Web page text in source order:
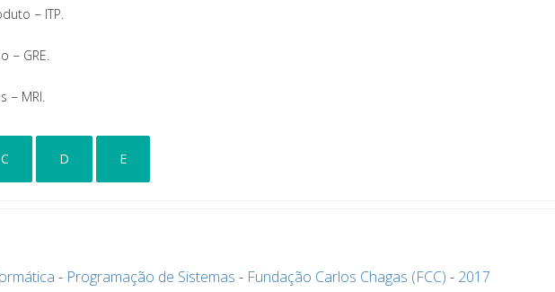
− ITP.
− GRE.
− MRI.
C D E
- Programação de Sistemas - Fundação Carlos Chagas (FCC) - 2017